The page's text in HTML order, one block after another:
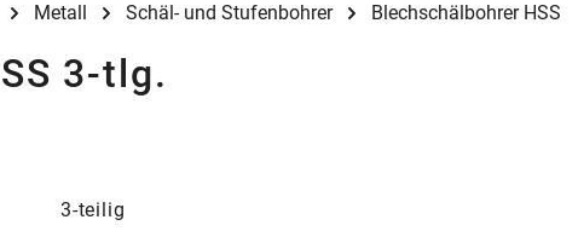
Metall Schäl- und Stufenbohrer Blechschälbohrer HSS
3-tlg.
3-teilig